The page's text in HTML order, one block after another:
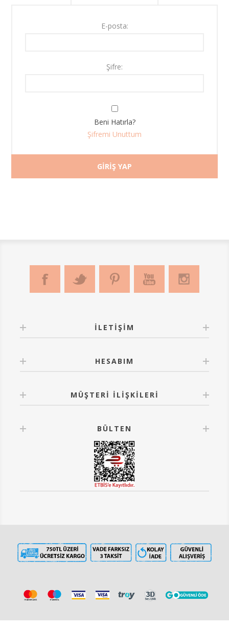
E-posta:
Şifre:
Beni Hatırla?
Şifremi Unuttum
İLETIŞIM
HESABIM
MÜŞTERI İLIŞKILERI
BÜLTEN